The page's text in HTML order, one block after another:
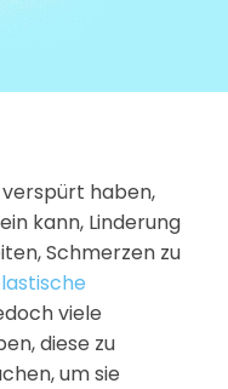
haben,
kann, Linderung
Schmerzen zu
viele
diese zu
um sie